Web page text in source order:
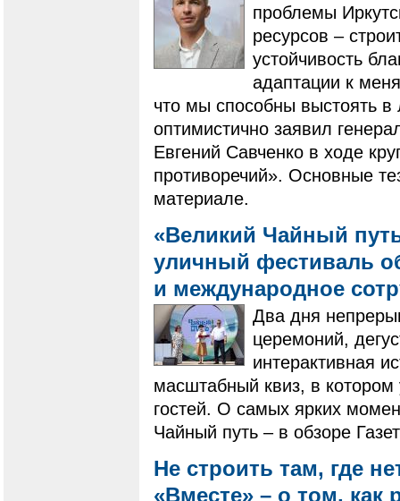
проблемы
ресурсов –
устойчивость
адаптации к
что мы способны выстоять
оптимистично заявил
Евгений Савченко в ходе
противоречий». Основные
материале.
«Великий Чайный
уличный фестиваль
и международное
Два дня
церемоний,
интерактивная
масштабный квиз, в
гостей. О самых ярких
Чайный путь – в обзоре
Не строить там, где
«Вместе» – о том, как